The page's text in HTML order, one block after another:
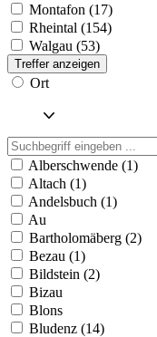
Montafon (17)
Rheintal (154)
Walgau (53)
Treffer anzeigen
Ort
Alberschwende (1)
Altach (1)
Andelsbuch (1)
Au
Bartholomäberg (2)
Bezau (1)
Bildstein (2)
Bizau
Blons
Bludenz (14)